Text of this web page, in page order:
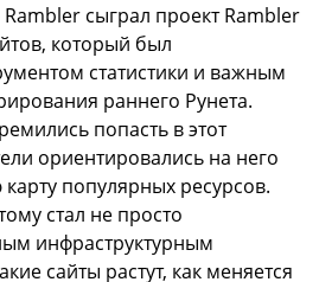
сыграл проект Rambler
который был
статистики и важным
раннего Рунета.
попасть в этот
ориентировались на него
популярных ресурсов.
стал не просто
инфраструктурным
сайты растут, как меняется